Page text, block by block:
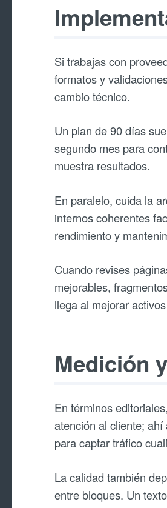
Si trabajas con
formatos y
cambio técnico.
Un plan de 90 días
segundo mes para
muestra resultados.
En paralelo, cuida la
internos coherentes
rendimiento y
Cuando revises
mejorables,
llega al mejorar
Medición
En términos
atención al cliente;
para captar tráfico
La calidad también
entre bloques. Un